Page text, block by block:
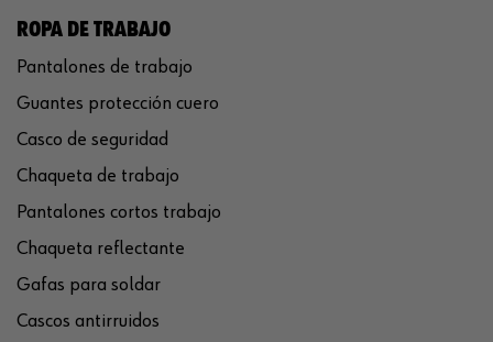
ROPA DE TRABAJO
Pantalones de trabajo
Guantes protección cuero
Casco de seguridad
Chaqueta de trabajo
Pantalones cortos trabajo
Chaqueta reflectante
Gafas para soldar
Cascos antirruidos